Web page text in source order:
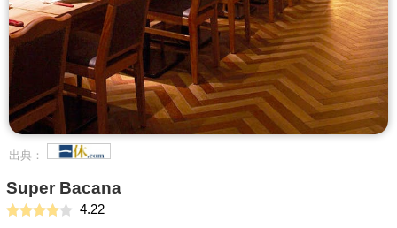
出典：
Super Bacana
4.22